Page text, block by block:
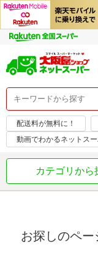
配送料が無料に！
動画でわかるネットス
カテゴリから
お探しのペー